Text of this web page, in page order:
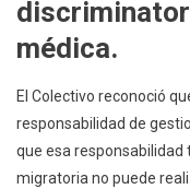
médica.
El Colectivo reconoció
responsabilidad de
que esa responsabilidad
migratoria no puede